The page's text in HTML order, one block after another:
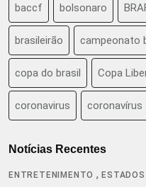
baccf bolsonaro
brasileirão campeonato
copa do brasil Copa
coronavirus coronavírus
Notícias Recentes
ENTRETENIMENTO ,